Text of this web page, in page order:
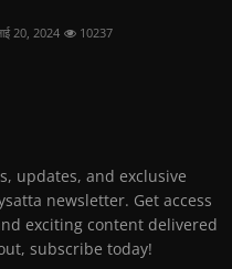
20, 2024 10237
updates, and exclusive
newsletter. Get access
exciting content delivered
subscribe today!